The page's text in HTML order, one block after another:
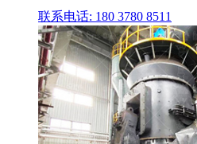
联系电话: 180 3780 8511